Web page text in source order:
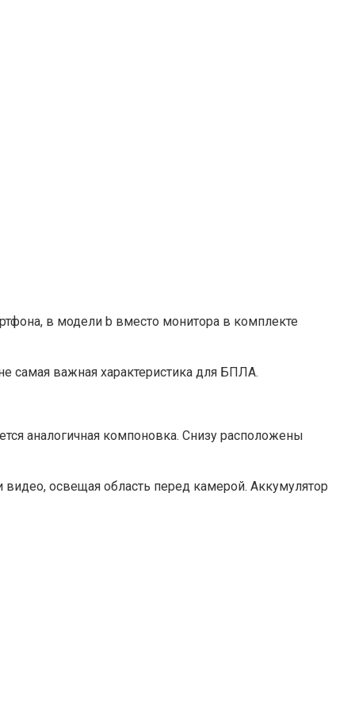
в модели b вместо монитора в комплекте
самая важная характеристика для БПЛА.
аналогичная компоновка. Снизу расположены
освещая область перед камерой. Аккумулятор